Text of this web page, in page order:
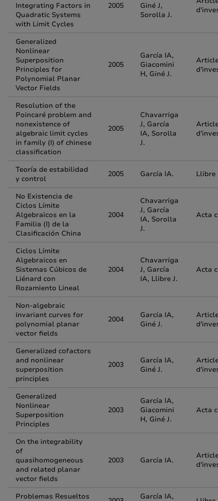
Integrating Factors in
Quadratic Systems
with Limit Cycles
2005
Giné J,
Sorolla J.
Generalized
Nonlinear
Superposition
Principles for
Polynomial Planar
Vector Fields
2005
García IA,
Giacomini
H, Giné J.
Resolution of the
Poincaré problem and
nonexistence of
algebraic limit cycles
in family (I) of chinese
classification
2005
Chavarriga
J, García
IA, Sorolla
J.
Teoría de estabilidad
y control
2005 García IA. Llibre
No Existencia de
Ciclos Límite
Algebraicos en la
Familia (I) de la
Clasificación China
2004
Chavarriga
J, García
IA, Sorolla
J.
Acta
Ciclos Límite
Algebraicos en
Sistemas Cúbicos de
Liénard con
Rozamiento Lineal
2004
Chavarriga
J, García
IA, Llibre J.
Acta
Non-algebraic
invariant curves for
polynomial planar
vector fields
2004
García IA,
Giné J.
Generalized cofactors
and nonlinear
superposition
principles
2003
García IA,
Giné J.
Generalized
Nonlinear
Superposition
Principles
2003
García IA,
Giacomini
H, Giné J.
Acta
On the integrability
of
quasihomogeneous
and related planar
vector fields
2003 García IA.
Problemas Resueltos García IA,